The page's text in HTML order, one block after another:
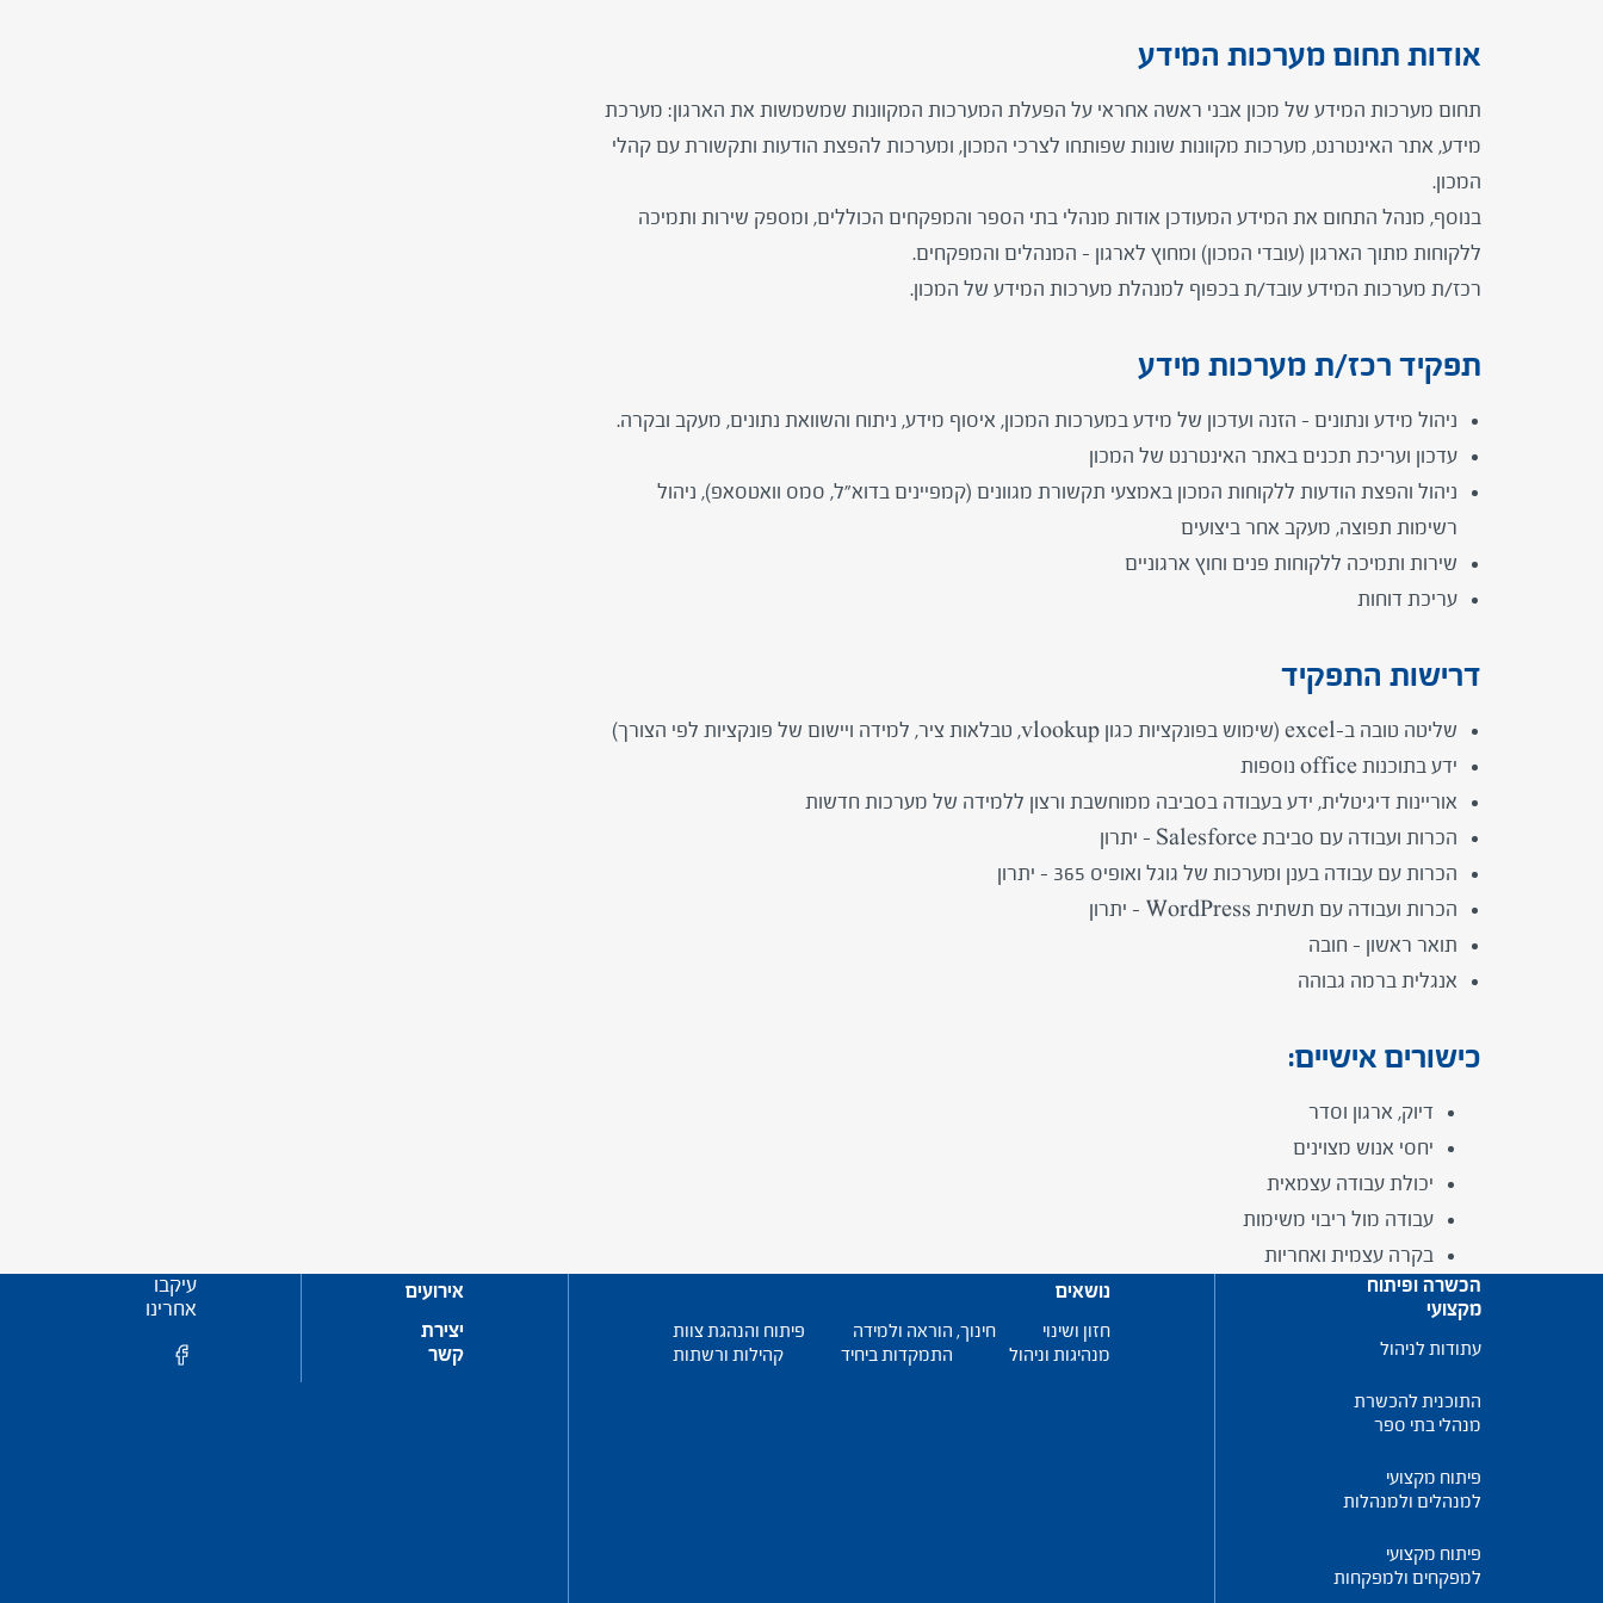
אודות תחום מערכות המידע
תחום מערכות המידע של מכון אבני ראשה אחראי על הפעלת המערכות המקוונות שמשמשות את הארגון: מערכת
מידע, אתר האינטרנט, מערכות מקוונות שונות שפותחו לצרכי המכון, ומערכות להפצת הודעות ותקשורת עם קהלי
המכון.
בנוסף, מנהל התחום את המידע המעודכן אודות מנהלי בתי הספר והמפקחים הכוללים, ומספק שירות ותמיכה
ללקוחות מתוך הארגון (עובדי המכון) ומחוץ לארגון – המנהלים והמפקחים.
רכז/ת מערכות המידע עובד/ת בכפוף למנהלת מערכות המידע של המכון.
תפקיד רכז/ת מערכות מידע
ניהול מידע ונתונים – הזנה ועדכון של מידע במערכות המכון, איסוף מידע, ניתוח והשוואת נתונים, מעקב ובקרה.
עדכון ועריכת תכנים באתר האינטרנט של המכון
ניהול והפצת הודעות ללקוחות המכון באמצעי תקשורת מגוונים (קמפיינים בדוא"ל, סמס וואטסאפ), ניהול
רשימות תפוצה, מעקב אחר ביצועים
שירות ותמיכה ללקוחות פנים וחוץ ארגוניים
עריכת דוחות
דרישות התפקיד
שליטה טובה ב-excel (שימוש בפונקציות כגון vlookup, טבלאות ציר, למידה ויישום של פונקציות לפי הצורך)
ידע בתוכנות office נוספות
אוריינות דיגיטלית, ידע בעבודה בסביבה ממוחשבת ורצון ללמידה של מערכות חדשות
הכרות ועבודה עם סביבת Salesforce – יתרון
הכרות עם עבודה בענן ומערכות של גוגל ואופיס 365 – יתרון
הכרות ועבודה עם תשתית WordPress – יתרון
תואר ראשון – חובה
אנגלית ברמה גבוהה
כישורים אישיים:
דיוק, ארגון וסדר
יחסי אנוש מצוינים
יכולת עבודה עצמאית
עבודה מול ריבוי משימות
בקרה עצמית ואחריות
הכשרה ופיתוח
מקצועי
עתודות לניהול
התוכנית להכשרת
מנהלי בתי ספר
פיתוח מקצועי
למנהלים ולמנהלות
פיתוח מקצועי
למפקחים ולמפקחות
נושאים
חזון ושינוי חינוך, הוראה ולמידה
פיתוח והנהגת צוות
מנהיגות וניהול
התמקדות ביחיד קהילות ורשתות
אירועים
יצירת
קשר
עיקבו
אחרינו